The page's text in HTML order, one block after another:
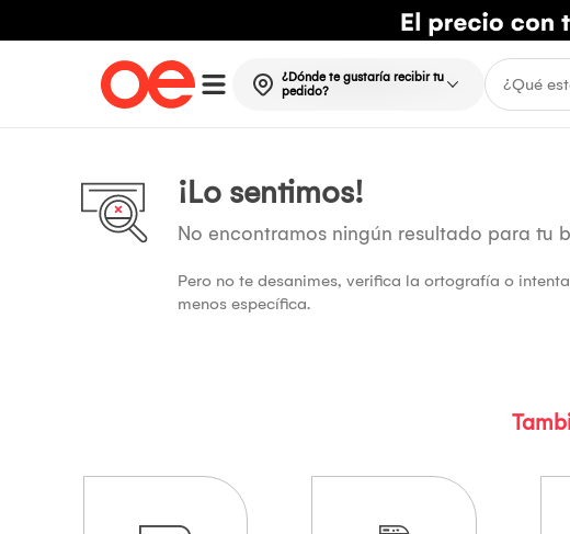
¿Dónde te gustaría recibir tu
pedido?
¡Lo sentimos!
No encontramos ningún resultado para tu
Pero no te desanimes, verifica la ortografía o
menos específica.